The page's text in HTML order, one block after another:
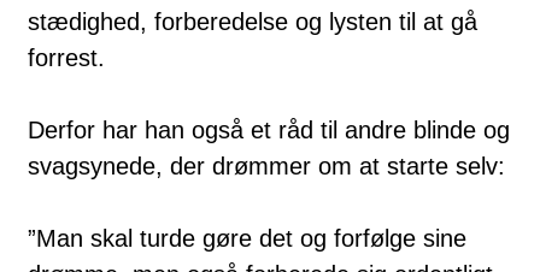
stædighed, forberedelse og lysten til at gå
forrest.
Derfor har han også et råd til andre blinde og
svagsynede, der drømmer om at starte selv:
”Man skal turde gøre det og forfølge sine